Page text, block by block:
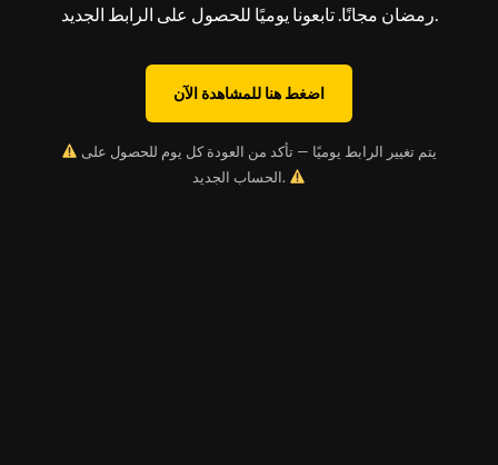
رمضان مجانًا. تابعونا يوميًا للحصول على الرابط الجديد.
اضغط هنا للمشاهدة الآن
الحساب الجديد.